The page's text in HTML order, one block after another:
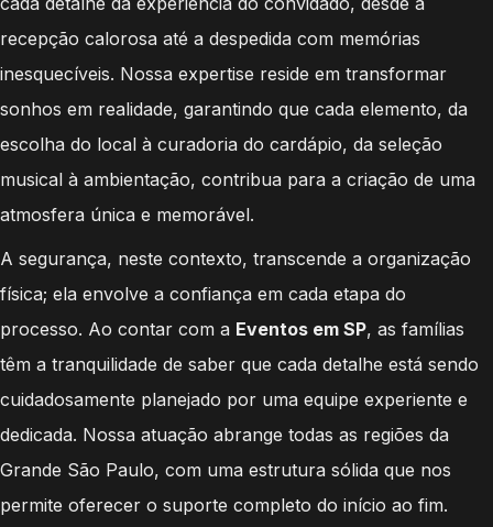
recepção calorosa até a despedida com memórias
inesquecíveis. Nossa expertise reside em transformar
sonhos em realidade, garantindo que cada elemento, da
escolha do local à curadoria do cardápio, da seleção
musical à ambientação, contribua para a criação de uma
atmosfera única e memorável.
A segurança, neste contexto, transcende a organização
física; ela envolve a confiança em cada etapa do
processo. Ao contar com a Eventos em SP, as famílias
têm a tranquilidade de saber que cada detalhe está sendo
cuidadosamente planejado por uma equipe experiente e
dedicada. Nossa atuação abrange todas as regiões da
Grande São Paulo, com uma estrutura sólida que nos
permite oferecer o suporte completo do início ao fim.